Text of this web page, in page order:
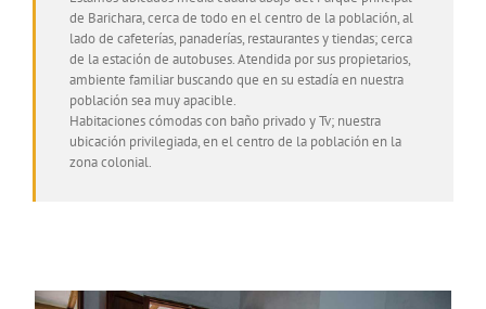
de Barichara, cerca de todo en el centro de la población, al
lado de cafeterías, panaderías, restaurantes y tiendas; cerca
de la estación de autobuses. Atendida por sus propietarios,
ambiente familiar buscando que en su estadía en nuestra
población sea muy apacible.
Habitaciones cómodas con baño privado y Tv; nuestra
ubicación privilegiada, en el centro de la población en la
zona colonial.